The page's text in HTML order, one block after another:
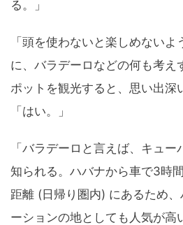
る。」
「頭を使わないと楽しめない
に、バラデーロなどの何も考え
ポットを観光すると、思い出深
「はい。」
「バラデーロと言えば、キュ
知られる。ハバナから車で3時
距離 (日帰り圏内) にあるため
ーションの地としても人気が高